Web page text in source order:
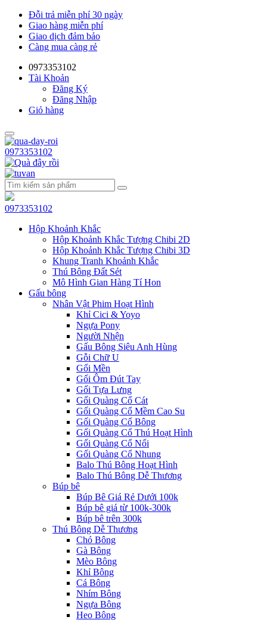
Đỗi trả miễn phí 30 ngày
Giao hàng miễn phí
Giao dịch đảm bảo
Càng mua càng rẻ
0973353102
Tài Khoản
Đăng Ký
Đăng Nhập
Giỏ hàng
0973353102
0973353102
Hộp Khoảnh Khắc
Hộp Khoảnh Khắc Tượng Chibi 2D
Hộp Khoảnh Khắc Tượng Chibi 3D
Khung Tranh Khoảnh Khắc
Thú Bông Đất Sét
Mô Hình Gian Hàng Tí Hon
Gấu bông
Nhân Vật Phim Hoạt Hình
Khỉ Cici & Yoyo
Ngựa Pony
Người Nhện
Gấu Bông Siêu Anh Hùng
Gỗi Chữ U
Gối Mền
Gối Ôm Đút Tay
Gối Tựa Lưng
Gối Quàng Cổ Cát
Gối Quàng Cổ Mềm Cao Su
Gối Quàng Cổ Bông
Gối Quàng Cổ Thú Hoạt Hình
Gối Quàng Cổ Nổi
Gối Quàng Cổ Nhung
Balo Thú Bông Hoạt Hình
Balo Thú Bông Dễ Thương
Búp bê
Búp Bê Giá Rẻ Dưới 100k
Búp bê giá từ 100k-300k
Búp bê trên 300k
Thú Bông Dễ Thương
Chó Bông
Gà Bông
Mèo Bông
Khỉ Bông
Cá Bông
Nhím Bông
Ngựa Bông
Heo Bông